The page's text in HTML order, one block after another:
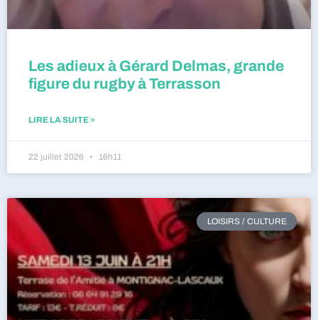
Les adieux à Gérard Delmas, grande
figure du rugby à Terrasson
LIRE LA SUITE »
22 juillet 2026 16h11
LOISIRS / CULTURE